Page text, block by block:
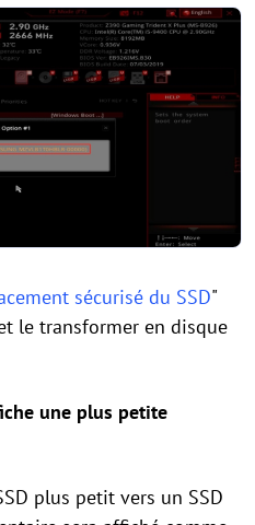
sécurisé du SSD"
le transformer en disque
une plus petite
plus petit vers un SSD